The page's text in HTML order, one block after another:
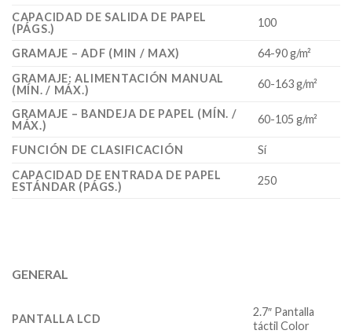
CAPACIDAD DE SALIDA DE PAPEL
(PÁGS.)
100
GRAMAJE – ADF (MIN / MAX)
64-90 g/m²
GRAMAJE: ALIMENTACIÓN MANUAL
(MÍN. / MÁX.)
60-163 g/m²
GRAMAJE – BANDEJA DE PAPEL (MÍN. /
MÁX.)
60-105 g/m²
FUNCIÓN DE CLASIFICACIÓN
Sí
CAPACIDAD DE ENTRADA DE PAPEL
ESTÁNDAR (PÁGS.)
250
GENERAL
PANTALLA LCD
2.7″ Pantalla
táctil Color